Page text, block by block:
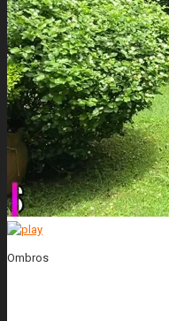
Ombros